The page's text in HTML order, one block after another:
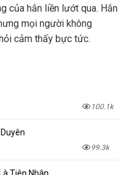
của hắn liền lướt qua. Hắn
mọi người không
cảm thấy bực tức.
100.1k
99.3k